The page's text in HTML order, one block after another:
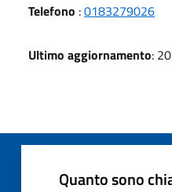
Telefono :0183279026
Ultimo aggiornamento:
Quanto sono